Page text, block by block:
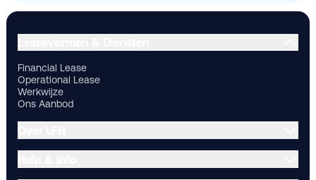
Financial Lease
Operational Lease
Werkwijze
Ons Aanbod